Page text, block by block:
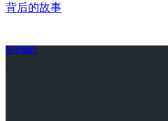
背后的故事
关于我们